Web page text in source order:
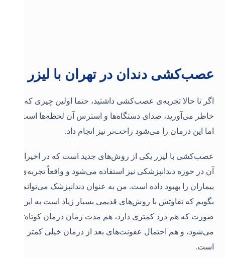
عصب‌کشی دندان در تهران با لیزر
اگر تا حالا تجربه‌ی عصب‌کشی داشتید، حتما اولین چیزی که به
خاطر می‌آورید، صدای دستگاه‌ها و استرس آن لحظه‌ها است.
اما این درمان را می‌شود راحت‌تر نیز انجام داد.
عصب‌کشی با لیزر یکی از روش‌های جدید است که در اخیرا از
آن در حوزه دندانپزشکی نیز استفاده می‌شود و واقعاً تجربه‌ی
بیماران را بهبود داده است. من به عنوان دندانپزشک می‌توانم
بگویم که تفاوتش با روش‌های قدیمی بسیار زیاد است به این
صورت که هم درد کمتری دارد، هم مدت زمان درمان کوتاه‌تر
می‌شود، و هم احتمال عفونت‌های بعد از درمان خیلی کمتر
است.